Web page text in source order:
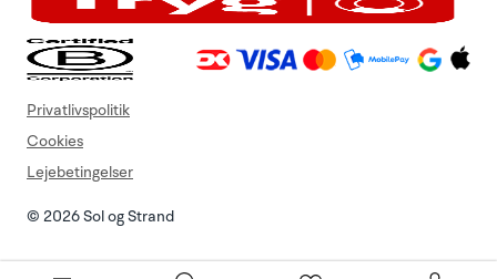
© 2026 Sol og Strand
Privatlivspolitik
Cookies
Lejebetingelser